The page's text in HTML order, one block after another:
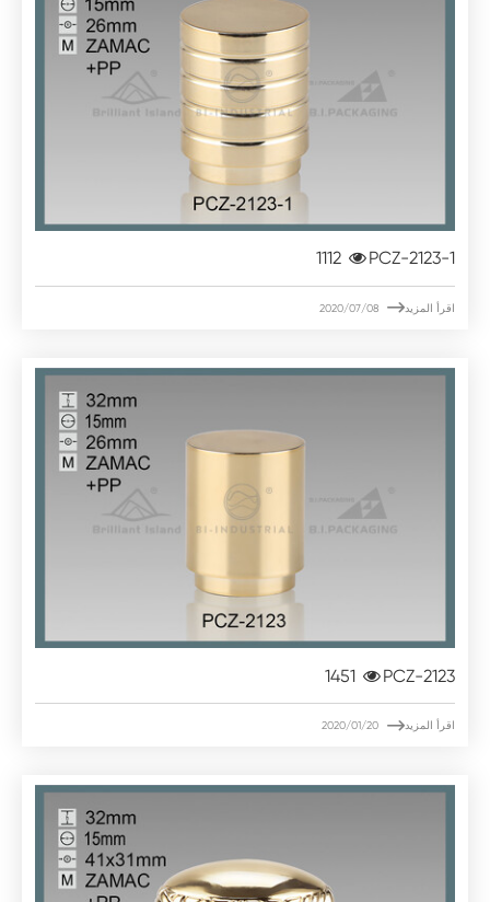
PCZ-2123-1
اقرأ المزيد
2020/07/08
PCZ-2123
اقرأ المزيد
2020/01/20